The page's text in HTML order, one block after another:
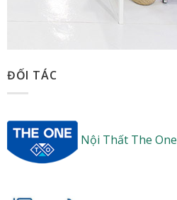
ĐỐI TÁC
Nội Thất The One